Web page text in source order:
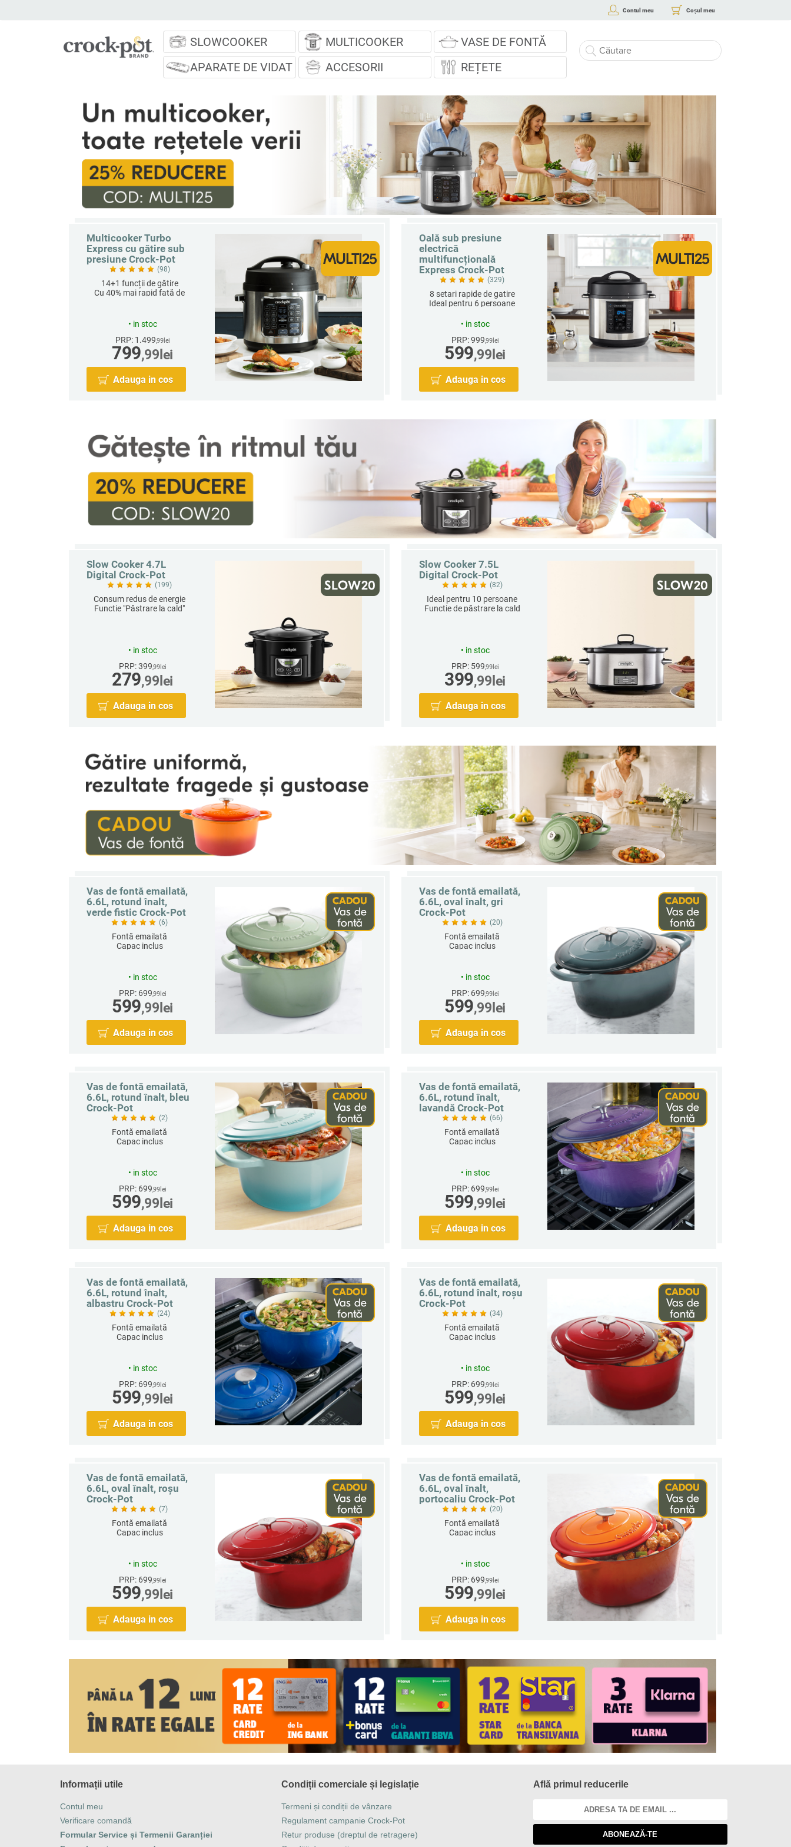
Contul meu Coșul meu
SLOWCOOKER MULTICOOKER
VASE DE FONTĂ
APARATE DE VIDAT
ACCESORII REȚETE
PROMOTIE CROCK-POT
Multicooker Turbo
Express cu gătire sub
presiune Crock-Pot
(98)
14+1 funcții de gătire
Cu 40% mai rapid față de
• in stoc
PRP: 1.499,99 lei
799,99 lei
Adauga in cos
Oală sub presiune
electrică
multifuncțională
Express Crock-Pot
(329)
8 setari rapide de gatire
Ideal pentru 6 persoane
• in stoc
PRP: 999,99 lei
599,99 lei
Adauga in cos
Slow Cooker 4.7L
Digital Crock-Pot
(199)
Consum redus de energie
Funcție "Păstrare la cald"
Timer reglabil până la 20h
• in stoc
PRP: 399,99 lei
279,99 lei
Adauga in cos
Slow Cooker 7.5L
Digital Crock-Pot
(82)
Ideal pentru 10 persoane
Funcție de păstrare la cald
• in stoc
PRP: 599,99 lei
399,99 lei
Adauga in cos
Vas de fontă emailată,
6.6L, rotund înalt,
verde fistic Crock-Pot
(6)
Fontă emailată
Capac inclus
• in stoc
PRP: 699,99 lei
599,99 lei
Adauga in cos
Vas de fontă emailată,
6.6L, oval înalt, gri
Crock-Pot
(20)
Fontă emailată
Capac inclus
• in stoc
PRP: 699,99 lei
599,99 lei
Adauga in cos
Vas de fontă emailată,
6.6L, rotund înalt, bleu
Crock-Pot
(2)
Fontă emailată
Capac inclus
• in stoc
PRP: 699,99 lei
599,99 lei
Adauga in cos
Vas de fontă emailată,
6.6L, rotund înalt,
lavandă Crock-Pot
(66)
Fontă emailată
Capac inclus
• in stoc
PRP: 699,99 lei
599,99 lei
Adauga in cos
Vas de fontă emailată,
6.6L, rotund înalt,
albastru Crock-Pot
(24)
Fontă emailată
Capac inclus
• in stoc
PRP: 699,99 lei
599,99 lei
Adauga in cos
Vas de fontă emailată,
6.6L, rotund înalt, roșu
Crock-Pot
(34)
Fontă emailată
Capac inclus
• in stoc
PRP: 699,99 lei
599,99 lei
Adauga in cos
Vas de fontă emailată,
6.6L, oval înalt, roșu
Crock-Pot
(7)
Fontă emailată
Capac inclus
• in stoc
PRP: 699,99 lei
599,99 lei
Adauga in cos
Vas de fontă emailată,
6.6L, oval înalt,
portocaliu Crock-Pot
(20)
Fontă emailată
Capac inclus
• in stoc
PRP: 699,99 lei
599,99 lei
Adauga in cos
Informații utile
Contul meu
Verificare comandă
Formular Service și Termenii Garanției
Condiții comerciale și legislație
Termeni și condiții de vânzare
Regulament campanie Crock-Pot
Retur produse (dreptul de retragere)
Află primul reducerile
ABONEAZĂ-TE